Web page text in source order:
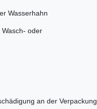
Wasserhahn
oder
an der Verpackung.